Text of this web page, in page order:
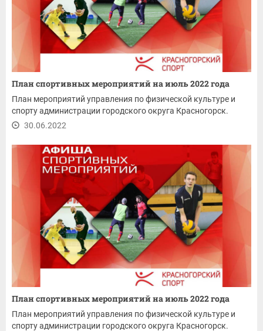
План спортивных мероприятий на июль 2022 года
План мероприятий управления по физической культуре и
спорту администрации городского округа Красногорск.
30.06.2022
План спортивных мероприятий на июль 2022 года
План мероприятий управления по физической культуре и
спорту администрации городского округа Красногорск.